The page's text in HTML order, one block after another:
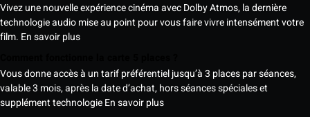
Vivez une nouvelle expérience cinéma avec Dolby Atmos, la dernière
technologie audio mise au point pour vous faire vivre intensément votre
film. En savoir plus
Vous donne accès à un tarif préférentiel jusqu’à 3 places par séances,
valable 3 mois, après la date d’achat, hors séances spéciales et
supplément technologieEn savoir plus